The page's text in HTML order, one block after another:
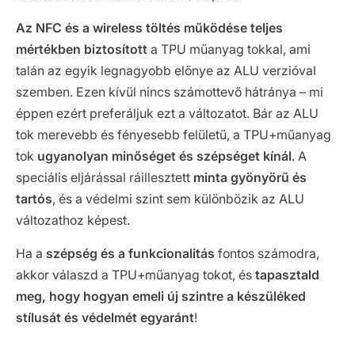
Az NFC és a wireless töltés működése teljes
mértékben biztosított a TPU műanyag tokkal, ami
talán az egyik legnagyobb előnye az ALU verzióval
szemben. Ezen kívül nincs számottevő hátránya – mi
éppen ezért preferáljuk ezt a változatot. Bár az ALU
tok merevebb és fényesebb felületű, a TPU+műanyag
tok ugyanolyan minőséget és szépséget kínál. A
speciális eljárással ráillesztett minta gyönyörű és
tartós, és a védelmi szint sem különbözik az ALU
változathoz képest.
Ha a szépség és a funkcionalitás fontos számodra,
akkor válaszd a TPU+műanyag tokot, és tapasztald
meg, hogy hogyan emeli új szintre a készüléked
stílusát és védelmét egyaránt!